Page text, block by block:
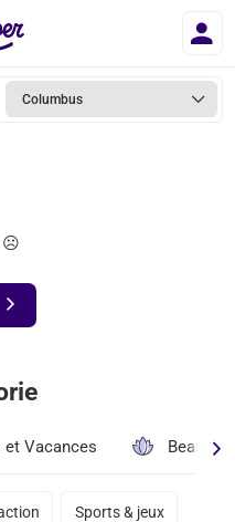
Columbus
et Vacances Beauté
Sports & jeux